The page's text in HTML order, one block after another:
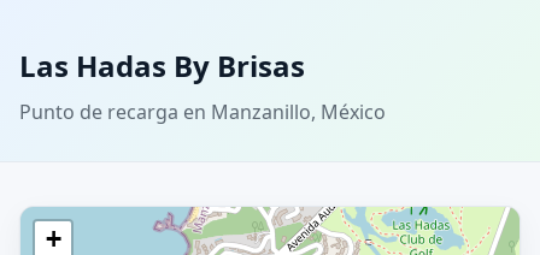
Las Hadas By Brisas
Punto de recarga en Manzanillo, México
+